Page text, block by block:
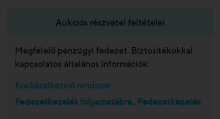
Aukciós részvétel feltételei
Megfelelő pénzügyi fedezet. Biztosítékokkal
kapcsolatos általános információk:
Kockázatkezelő rendszer
Fedezetkezelés folyamatábra , Fedezetkezelés